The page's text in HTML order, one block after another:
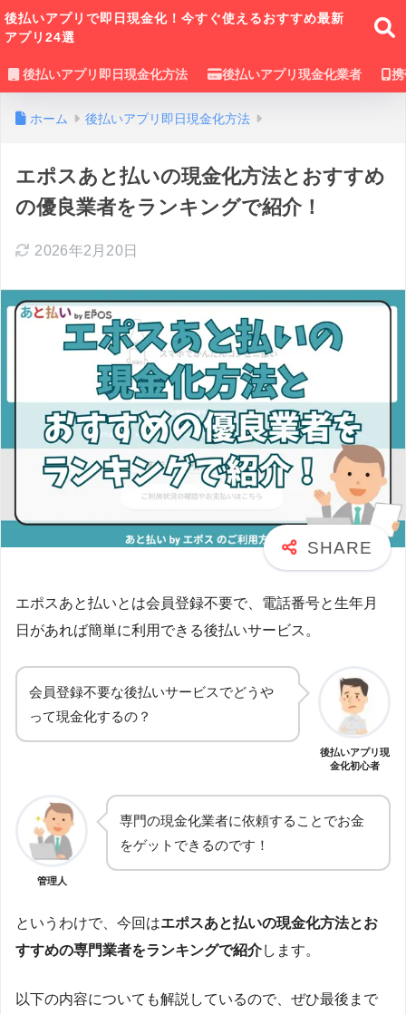
後払いアプリで即日現金化！今すぐ使えるおすすめ最新
アプリ24選
後払いアプリ即日現金化方法 後払いアプリ現金化業者
ホーム 後払いアプリ即日現金化方法
エポスあと払いの現金化方法とおすすめ
の優良業者をランキングで紹介！
2026年2月20日
エポスあと払いとは会員登録不要で、電話番号と生年月
日があれば簡単に利用できる後払いサービス。
会員登録不要な後払いサービスでどうや
って現金化するの？
後払いアプリ現
金化初心者
管理人
専門の現金化業者に依頼することでお金
をゲットできるのです！
というわけで、今回はエポスあと払いの現金化方法とお
すすめの専門業者をランキングで紹介します。
以下の内容についても解説しているので、ぜひ最後まで